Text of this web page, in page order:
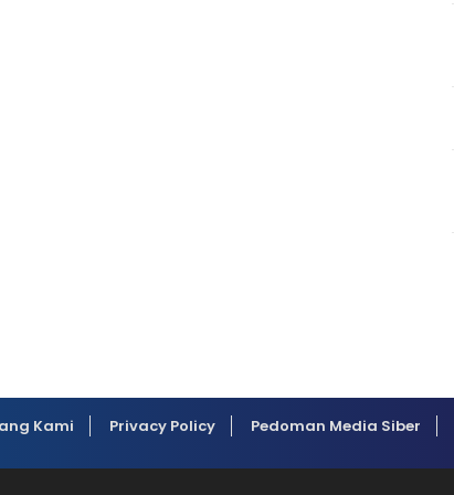
Kami Privacy Policy Pedoman Media Siber